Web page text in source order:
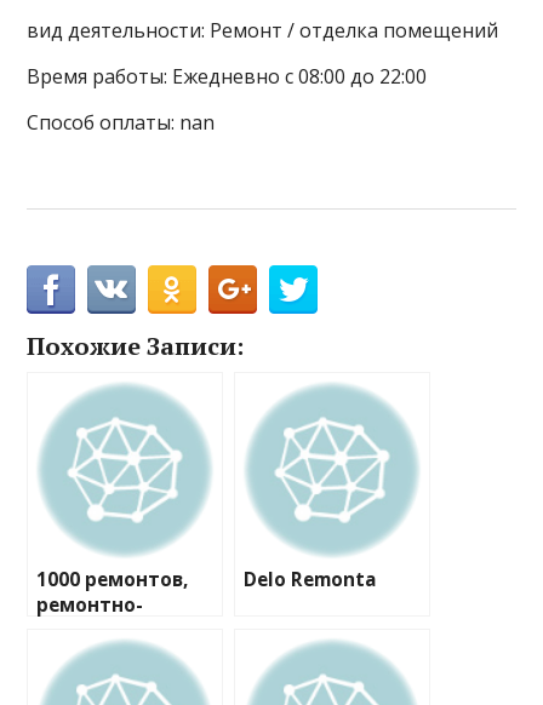
вид деятельности: Ремонт / отделка помещений
Время работы: Ежедневно с 08:00 до 22:00
Способ оплаты: nan
Похожие Записи:
1000 ремонтов,
ремонтно-
компания
Delo Remonta